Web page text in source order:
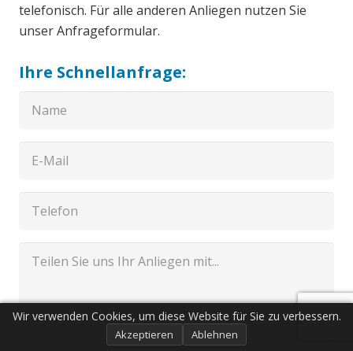
telefonisch. Für alle anderen Anliegen nutzen Sie
unser Anfrageformular.
Ihre Schnellanfrage:
Wir verwenden Cookies, um diese Website für Sie zu verbessern.
Akzeptieren Ablehnen